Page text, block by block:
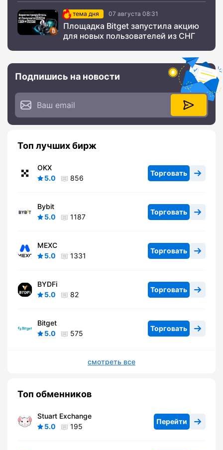
тема дня 07 августа 08:31
Площадка Bitget запустила акцию
для новых пользователей из СНГ
Подпишись на новости
Топ лучших бирж
OKX
5.0
856
Торговать
Bybit
5.0
1187
Торговать
MEXC
5.0
1331
Торговать
BYDFi
5.0
82
Торговать
Bitget
5.0
575
Торговать
смотреть все
Топ обменников
Stuart Exchange
5.0
195
Перейти